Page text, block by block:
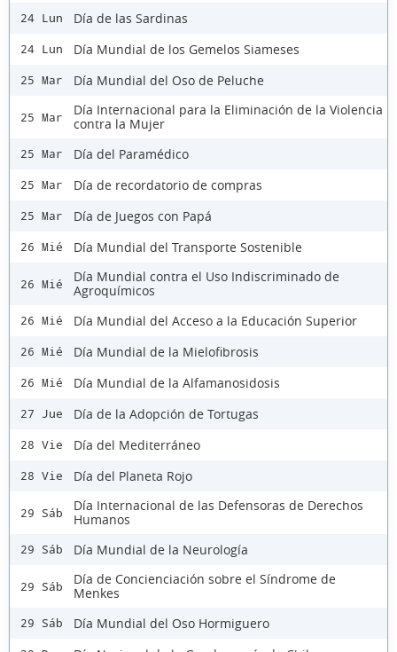
24 Lun Día de las Sardinas
24 Lun Día Mundial de los Gemelos Siameses
25 Mar Día Mundial del Oso de Peluche
25 Mar
Día Internacional para la Eliminación de la Violencia
contra la Mujer
25 Mar Día del Paramédico
25 Mar Día de recordatorio de compras
25 Mar Día de Juegos con Papá
26 Mié Día Mundial del Transporte Sostenible
26 Mié
Día Mundial contra el Uso Indiscriminado de
Agroquímicos
26 Mié Día Mundial del Acceso a la Educación Superior
26 Mié Día Mundial de la Mielofibrosis
26 Mié Día Mundial de la Alfamanosidosis
27 Jue Día de la Adopción de Tortugas
28 Vie Día del Mediterráneo
28 Vie Día del Planeta Rojo
29 Sáb
Día Internacional de las Defensoras de Derechos
Humanos
29 Sáb Día Mundial de la Neurología
29 Sáb
Día de Concienciación sobre el Síndrome de
Menkes
29 Sáb Día Mundial del Oso Hormiguero